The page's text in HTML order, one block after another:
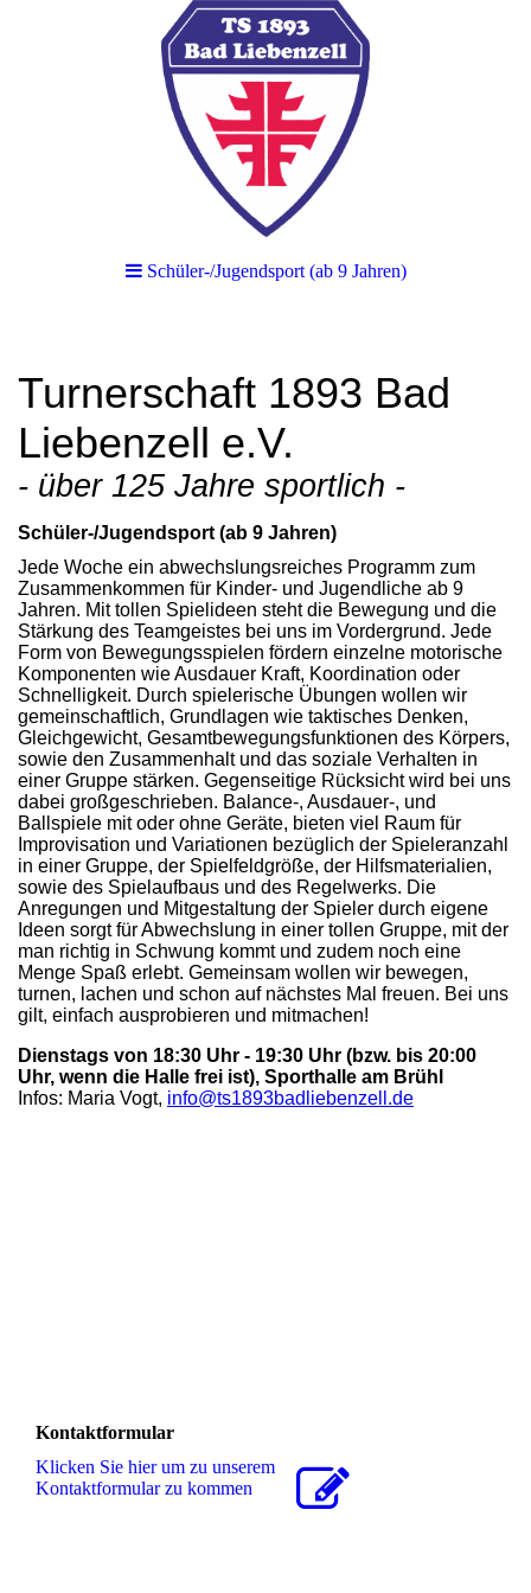
Schüler-/Jugendsport (ab 9 Jahren)
Turnerschaft 1893 Bad
Liebenzell e.V.
- über 125 Jahre sportlich -
Schüler-/Jugendsport (ab 9 Jahren)
Jede Woche ein abwechslungsreiches Programm zum
Zusammenkommen für Kinder- und Jugendliche ab 9
Jahren. Mit tollen Spielideen steht die Bewegung und die
Stärkung des Teamgeistes bei uns im Vordergrund. Jede
Form von Bewegungsspielen fördern einzelne motorische
Komponenten wie Ausdauer Kraft, Koordination oder
Schnelligkeit. Durch spielerische Übungen wollen wir
gemeinschaftlich, Grundlagen wie taktisches Denken,
Gleichgewicht, Gesamtbewegungsfunktionen des Körpers,
sowie den Zusammenhalt und das soziale Verhalten in
einer Gruppe stärken. Gegenseitige Rücksicht wird bei uns
dabei großgeschrieben. Balance-, Ausdauer-, und
Ballspiele mit oder ohne Geräte, bieten viel Raum für
Improvisation und Variationen bezüglich der Spieleranzahl
in einer Gruppe, der Spielfeldgröße, der Hilfsmaterialien,
sowie des Spielaufbaus und des Regelwerks. Die
Anregungen und Mitgestaltung der Spieler durch eigene
Ideen sorgt für Abwechslung in einer tollen Gruppe, mit der
man richtig in Schwung kommt und zudem noch eine
Menge Spaß erlebt. Gemeinsam wollen wir bewegen,
turnen, lachen und schon auf nächstes Mal freuen. Bei uns
gilt, einfach ausprobieren und mitmachen!
Dienstags von 18:30 Uhr - 19:30 Uhr (bzw. bis 20:00
Uhr, wenn die Halle frei ist), Sporthalle am Brühl
Infos: Maria Vogt, info@ts1893badliebenzell.de
Kontaktformular
Klicken Sie hier um zu unserem
Kon­takt­for­mu­lar zu kommen